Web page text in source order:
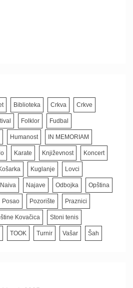
Biblioteka Crkva Crkve
Folklor Fudbal
Humanost IN MEMORIAM
Karate Književnost Koncert
Kuglanje Lovci
Naiva Najave Odbojka Opština
Posao Pozorište Praznici
Kovačica Stoni tenis
TOOK Turnir Vašar Šah